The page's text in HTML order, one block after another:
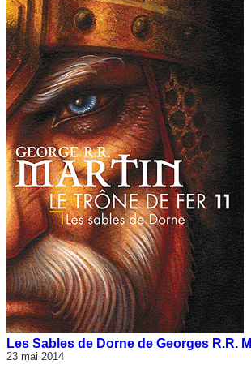
Les Sables de Dorne de Georges R.R.
23 mai 2014